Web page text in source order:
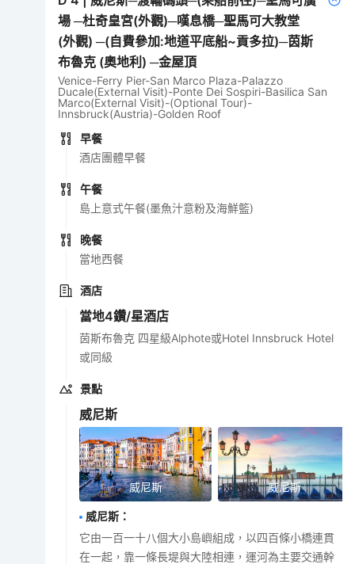
場 ─杜奇皇宮(外觀)─嘆息橋─聖馬可大教堂
(外觀) ─(自費參加:地道平底船~貢多拉)─茵斯
布魯克 (奧地利) ─金屋頂
Venice-Ferry Pier-San Marco Plaza-Palazzo
Ducale(External Visit)-Ponte Dei Sospiri-Basilica San
Marco(External Visit)-(Optional Tour)-
Innsbruck(Austria)-Golden Roof
早餐
酒店團體早餐
午餐
島上意式午餐(墨魚汁意粉及海鮮籃)
晚餐
當地西餐
酒店
當地4鑽/星酒店
茵斯布魯克 四星級Alphote或Hotel Innsbruck Hotel
或同級
景點
威尼斯
威尼斯 威尼斯
威尼斯 ：
它由一百一十八個大小島嶼組成，以四百條小橋連貫
在一起，靠一條長堤與大陸相連，運河為主要交通幹